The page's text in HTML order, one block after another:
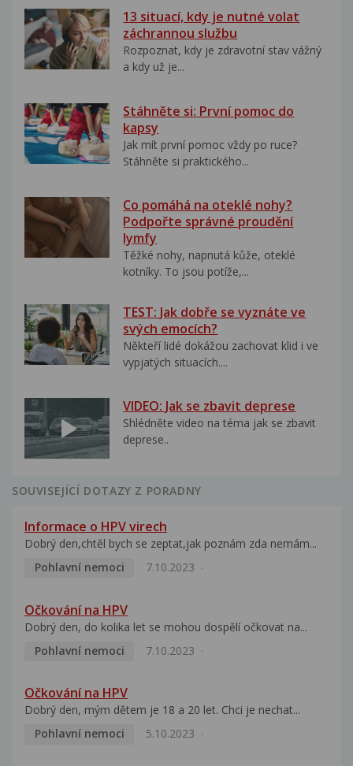
13 situací, kdy je nutné volat
záchrannou službu
Rozpoznat, kdy je zdravotní stav vážný
a kdy už je...
Stáhněte si: První pomoc do
kapsy
Jak mít první pomoc vždy po ruce?
Stáhněte si praktického...
Co pomáhá na oteklé nohy?
Podpořte správné proudění
lymfy
Těžké nohy, napnutá kůže, oteklé
kotníky. To jsou potíže,...
TEST: Jak dobře se vyznáte ve
svých emocích?
Někteří lidé dokážou zachovat klid i ve
vypjatých situacích....
VIDEO: Jak se zbavit deprese
Shlédněte video na téma jak se zbavit
deprese..
SOUVISEJÍCÍ DOTAZY Z PORADNY
Informace o HPV virech
Dobrý den,chtěl bych se zeptat,jak poznám zda nemám...
Pohlavní nemoci
7.10.2023
Očkování na HPV
Dobrý den, do kolika let se mohou dospělí očkovat na...
Pohlavní nemoci
7.10.2023
Očkování na HPV
Dobrý den, mým dětem je 18 a 20 let. Chci je nechat...
Pohlavní nemoci
5.10.2023